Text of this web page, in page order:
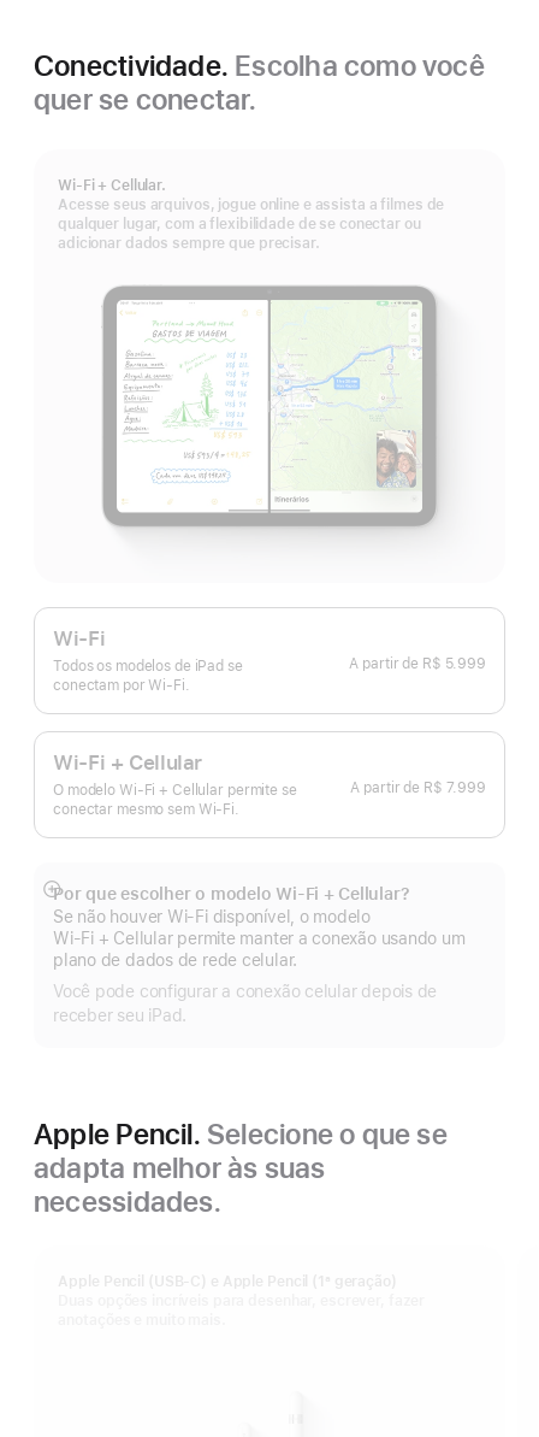
Conectividade. Escolha como você
quer se conectar.
Wi-Fi + Cellular.
Acesse seus arquivos, jogue online e assista a filmes de
qualquer lugar, com a flexibilidade de se conectar ou
adicionar dados sempre que precisar.
Wi-Fi
Todos os modelos de iPad se
conectam por Wi-Fi.
A partir de R$ 5.999
Wi-Fi + Cellular
O modelo Wi-Fi + Cellular permite se
conectar mesmo sem Wi-Fi.
A partir de R$ 7.999
Por que escolher o modelo Wi‑Fi + Cellular?
Se não houver Wi-Fi disponível, o modelo
Wi‑Fi + Cellular permite manter a conexão usando um
plano de dados de rede celular.
Você pode configurar a conexão celular depois de
receber seu iPad.
Mostrar
mais
Apple Pencil. Selecione o que se
adapta melhor às suas
necessidades.